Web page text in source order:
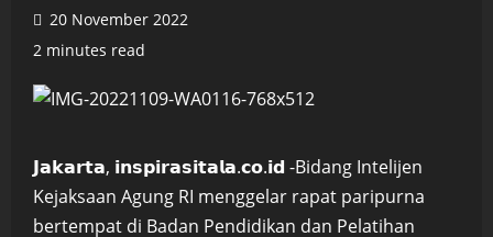
20 November 2022
2 minutes read
𝗝𝗮𝗸𝗮𝗿𝘁𝗮, 𝗶𝗻𝘀𝗽𝗶𝗿𝗮𝘀𝗶𝘁𝗮𝗹𝗮.𝗰𝗼.𝗶𝗱 -Bidang Intelijen
Kejaksaan Agung RI menggelar rapat paripurna
bertempat di Badan Pendidikan dan Pelatihan